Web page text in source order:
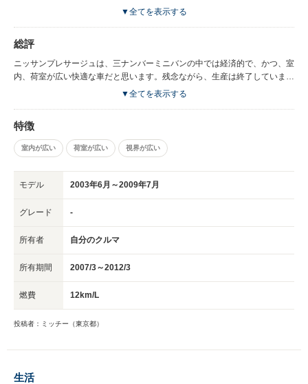
ージュが生産しなくなったため、燃費を考え、ハイブリッドの小型ミニバン
デザインが古い感じだったかなと思います。
▼全てを表示する
総評
ニッサンプレサージュは、三ナンバーミニバンの中では経済的で、かつ、室
内、荷室が広い快適な車だと思います。残念ながら、生産は終了しています
が、小さい子どもを連れて家族でよく出かけた良い思い出の車です。
▼全てを表示する
特徴
室内が広い 荷室が広い 視界が広い
モデル 2003年6月～2009年7月
グレード -
所有者 自分のクルマ
所有期間 2007/3～2012/3
燃費 12km/L
投稿者：ミッチー（東京都）
生活